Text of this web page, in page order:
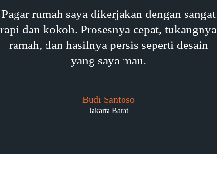
Pagar rumah saya dikerjakan dengan sangat
rapi dan kokoh. Prosesnya cepat, tukangnya
ramah, dan hasilnya persis seperti desain
yang saya mau.
Budi Santoso
Jakarta Barat